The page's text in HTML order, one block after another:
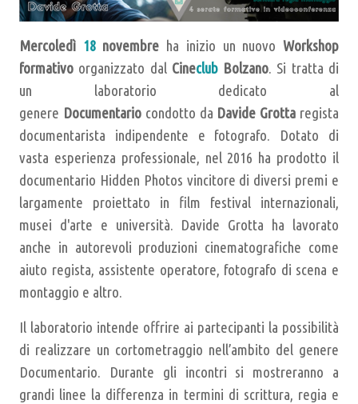
Mercoledì 18novembre ha inizio un nuovoWorkshop
formativo organizzato dal CineclubBolzano. Si tratta di
un laboratorio dedicato al
genere Documentariocondotto da Davide Grotta regista
documentarista indipendente e fotografo. Dotato di
vasta esperienza professionale, nel 2016 ha prodotto il
documentario Hidden Photos vincitore di diversi premi e
largamente proiettato in film festival internazionali,
musei d'arte e università. Davide Grotta ha lavorato
anche in autorevoli produzioni cinematografiche come
aiuto regista, assistente operatore, fotografo di scena e
montaggio e altro.
Il laboratorio intende offrire ai partecipanti la possibilità
di realizzare un cortometraggio nell’ambito del genere
Documentario. Durante gli incontri si mostreranno a
grandi linee la differenza in termini di scrittura, regia e